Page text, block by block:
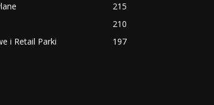
215
210
i Retail Parki
197